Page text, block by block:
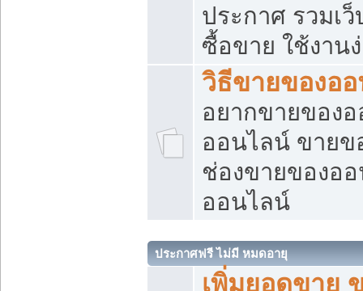
ประกาศ รวมเ
ซื้อขาย ใช้งาน
วิธีขายของอ
อยากขายของ
ออนไลน์ ขายข
ช่องขายของอ
ออนไลน์
ประกาศฟรี ไม่มี หมดอายุ
เพิ่มยอดขาย